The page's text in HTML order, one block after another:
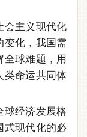
主义现代化
变化，我国需
全球难题，用
类命运共同体
经济发展格
式现代化的必